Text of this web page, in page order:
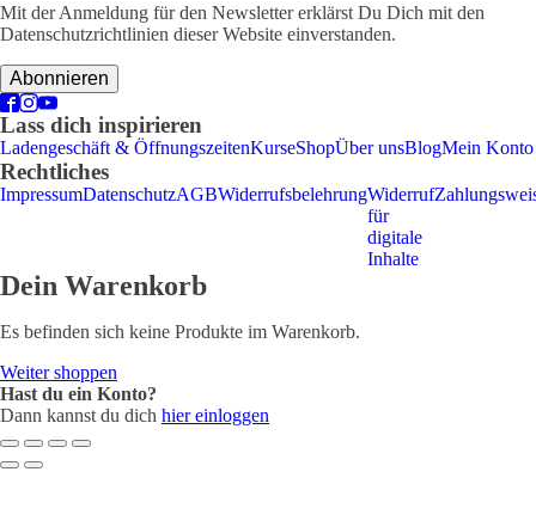
Mit der Anmeldung für den Newsletter erklärst Du Dich mit den
Datenschutzrichtlinien dieser Website einverstanden.
Lass dich inspirieren
Ladengeschäft & ÖffnungszeitenKurseShopÜber unsBlogMein Konto
Rechtliches
ImpressumDatenschutzAGBWiderrufsbelehrungWiderruf
für
digitale
Inhalte
Dein Warenkorb
Es befinden sich keine Produkte im Warenkorb.
Weiter shoppen
Hast du ein Konto?
Dann kannst du dich hier einloggen